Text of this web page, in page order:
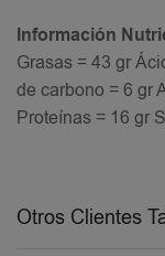
Información
Grasas = 43 gr
de carbono = 6 gr
Proteínas = 16 gr
Otros Clientes